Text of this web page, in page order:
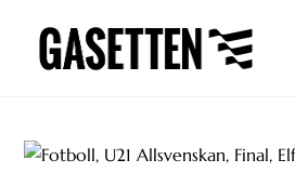
content